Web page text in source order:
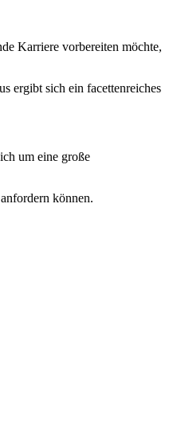
Karriere vorbereiten möchte,
ergibt sich ein facettenreiches
um eine große
können.